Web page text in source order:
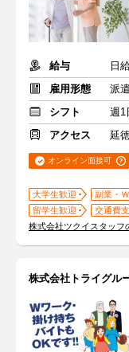
給与
日
雇用形態
派
シフト
週1
アクセス
延
オンライン面接可
大学生歓迎 副業・
留学生歓迎
交通費
株式会社ツクイスタッフ
株式会社トライグ